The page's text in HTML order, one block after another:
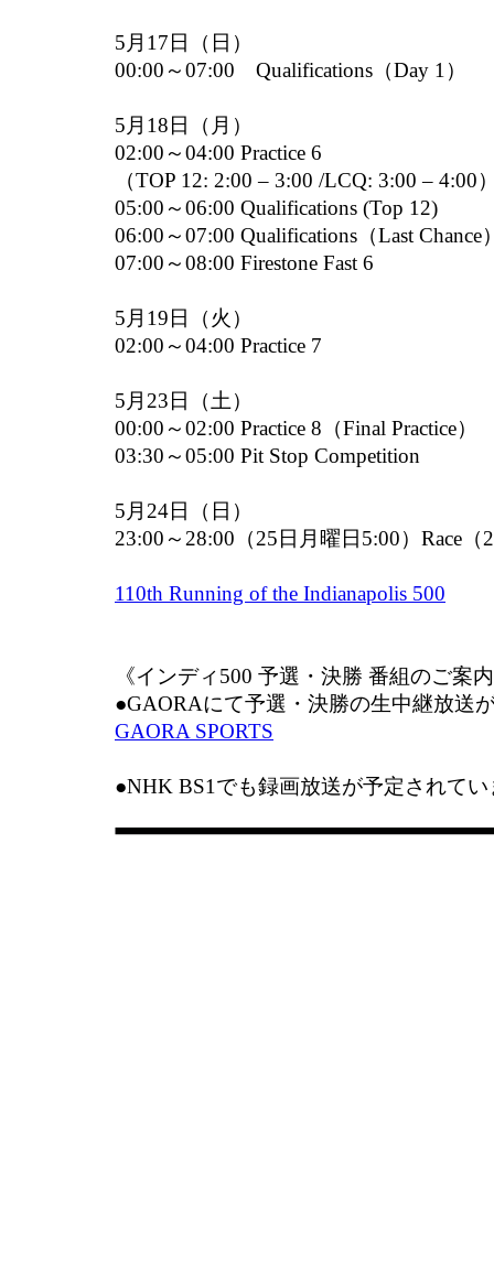
5月17日（日）
00:00～07:00 Qualifications（Day 1）
5月18日（月）
02:00～04:00 Practice 6
（TOP 12: 2:00 – 3:00 /LCQ: 3:00 – 4:00
05:00～06:00 Qualifications (Top 12)
06:00～07:00 Qualifications（Last Chance
07:00～08:00 Firestone Fast 6
5月19日（火）
02:00～04:00 Practice 7
5月23日（土）
00:00～02:00 Practice 8（Final Practice）
03:30～05:00 Pit Stop Competition
5月24日（日）
23:00～28:00（25日月曜日5:00）Race（
110th Running of the Indianapolis 500
《インディ500 予選・決勝 番組のご案
●GAORAにて予選・決勝の生中継放送
GAORA SPORTS
●NHK BS1でも録画放送が予定されてい